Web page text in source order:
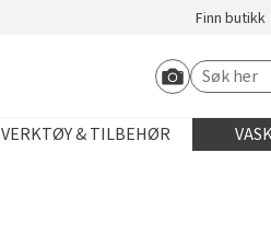
Finn butikk
Start
Søk etter:
VERKTØY & TILBEHØR